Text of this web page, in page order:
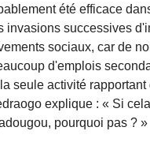
été efficace
invasions successives
sociaux, car de
d'emplois
seule activité
explique : « Si
pourquoi pas ? »